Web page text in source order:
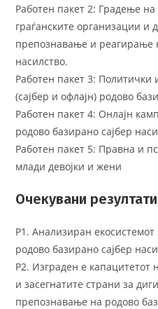
Работен пакет 2: Градење
граѓанските организации и
препознавање и реагирање
насилство.
Работен пакет 3: Политички
(сајбер и офлајн) родово
Работен пакет 4: Онлајн
родово базирано сајбер
Работен пакет 5: Правна и
млади девојки и жени
Очекувани резултати
Р1. Анализиран
родово базирано сајбер
Р2. Изграден е капацитетот
и засегнатите страни за
препознавање на родово